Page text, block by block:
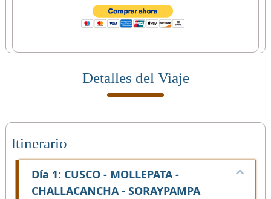
Detalles del Viaje
Itinerario
Día 1: CUSCO - MOLLEPATA -
CHALLACANCHA - SORAYPAMPA